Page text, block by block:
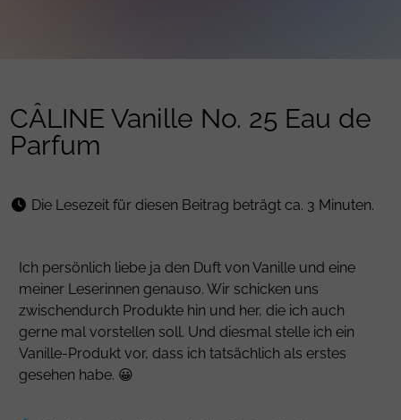
CÂLINE Vanille No. 25 Eau de
Parfum
Die Lesezeit für diesen Beitrag beträgt ca. 3 Minuten.
Ich persönlich liebe ja den Duft von Vanille und eine
meiner Leserinnen genauso. Wir schicken uns
zwischendurch Produkte hin und her, die ich auch
gerne mal vorstellen soll. Und diesmal stelle ich ein
Vanille-Produkt vor, dass ich tatsächlich als erstes
gesehen habe. 😀